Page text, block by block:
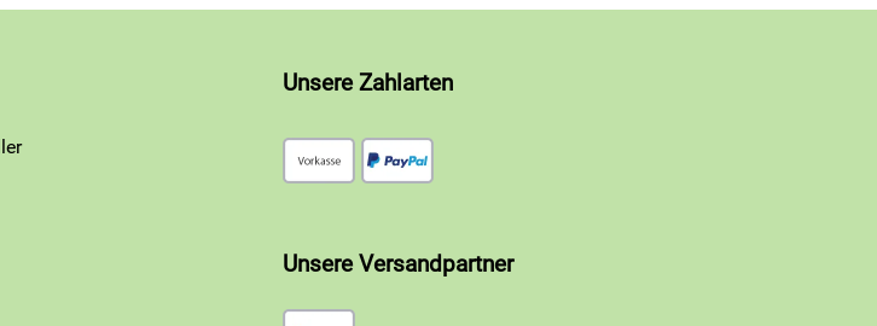
Unsere Zahlarten
Unsere Versandpartner